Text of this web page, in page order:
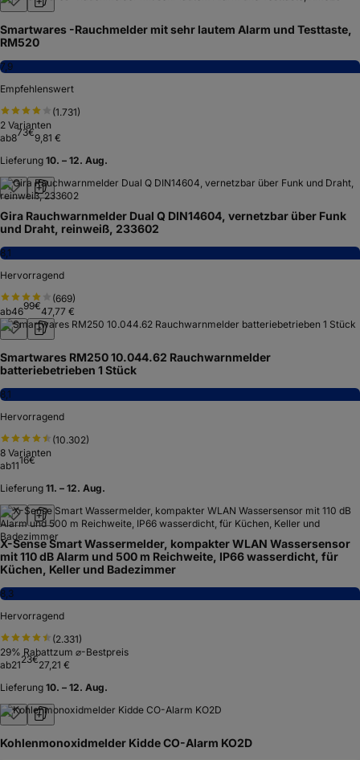
Smartwares -Rauchmelder mit sehr lautem Alarm und Testtaste,
RM520
7,9
Empfehlenswert
(1.731)
2 Varianten
ab873€9,81 €
Lieferung 10. – 12. Aug.
Gira Rauchwarnmelder Dual Q DIN14604, vernetzbar über Funk
und Draht, reinweiß, 233602
8,1
Hervorragend
(669)
ab4699€47,77 €
Smartwares RM250 10.044.62 Rauchwarnmelder
batteriebetrieben 1 Stück
8,1
Hervorragend
(10.302)
8 Varianten
ab1116€
Lieferung 11. – 12. Aug.
X-Sense Smart Wassermelder, kompakter WLAN Wassersensor
mit 110 dB Alarm und 500 m Reichweite, IP66 wasserdicht, für
Küchen, Keller und Badezimmer
8,3
Hervorragend
(2.331)
29% Rabattzum ⌀-Bestpreis
ab2123€27,21 €
Lieferung 10. – 12. Aug.
Kohlenmonoxidmelder Kidde CO-Alarm KO2D